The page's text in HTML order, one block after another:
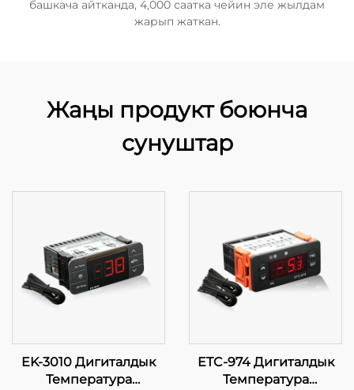
башкача айтканда, 4,000 саатка чейин эле жылдам
жарып жаткан.
Жаңы продукт боюнча
сунуштар
EK-3010 Дигиталдык
Температура
ETC-974 Дигиталдык
Температура